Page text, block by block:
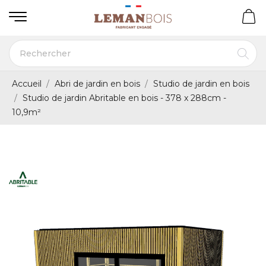
Accueil Abri de jardin en bois
Studio de jardin en bois
Studio de jardin Abritable en bois - 378 x 288cm -
10,9m²